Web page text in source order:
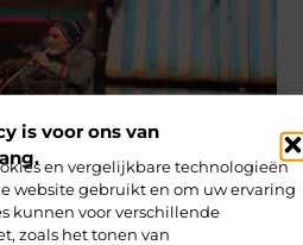
is voor ons van
en vergelijkbare technologieën
website gebruikt en om uw ervaring
kunnen voor verschillende
zoals het tonen van
traditie die in verschillende
wordt beoefend. Het is een